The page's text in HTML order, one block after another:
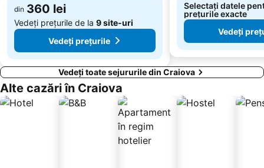
din 360 lei
Vedeți prețurile de la 9 site-uri
Vedeți prețurile
Selectați datele
prețurile exacte
Vedeți
Vedeți toate sejururile din Craiova
Alte cazări în Craiova